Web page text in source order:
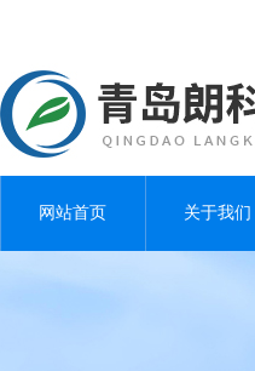
网站首页 关于我们